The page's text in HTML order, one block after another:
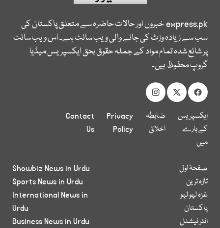
express.pkخبروں اور حالات حاضرہ سے متعلق پاکستان کی
سب سے زیادہ وزٹ کی جانے والی ویب سائٹ ہے۔ اس ویب سائٹ
پر شائع شدہ تمام مواد کے جملہ حقوق بحق ایکسپریس میڈیا
گروپ محفوظ ہیں۔
ایکسپریس
کے بارے
میں
ضابطہ
اخلاق
Privacy
Policy
Contact
Us
صفحۂ اول
تازہ ترین
غزہ لہو لہو
پاکستان
انٹر نیشنل
Showbiz News in Urdu
Sports News in Urdu
International News in
Urdu
Business News in Urdu